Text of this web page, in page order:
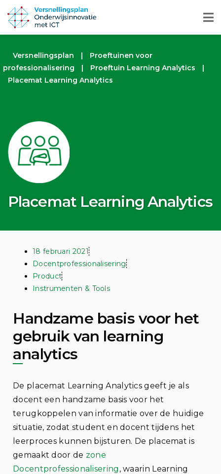
Versnellingsplan |
Proeftuinen voor
professionalisering
| Proeftuin Learning Analytics
|
Placemat Learning Analytics
Placemat Learning Analytics
18 februari 2021
Docentprofessionalisering
Product
Instrumenten & Tools
Handzame basis voor het
gebruik van learning
analytics
De placemat Learning Analytics geeft je als
docent een handzame basis voor het
terugkoppelen van informatie over de huidige
situatie, zodat student en docent tijdens het
leerproces kunnen bijsturen. De placemat is
gemaakt door de zone
Docentprofessionalisering , waarin Learning